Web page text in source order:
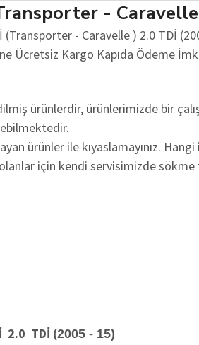
-
(Transporter - Caravelle ) 2.0 TDİ
Kargo Kapıda Ödeme
ürünlerdir, ürünlerimizde bir
ürünler ile kıyaslamayınız.
için kendi servisimizde
2.0 TDİ (2005 - 15)